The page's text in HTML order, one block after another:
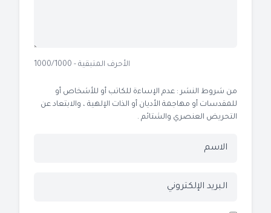
الأحرف المتبقية - 1000/1000
من شروط النشر : عدم الإساءة للكاتب أو للأشخاص أو
للمقدسات أو مهاجمة الأديان أو الذات الإلهية ، والابتعاد عن
التحريض العنصري والشتائم .